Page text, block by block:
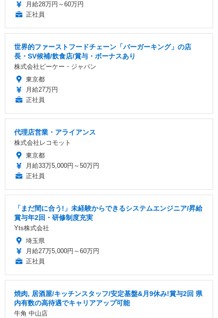
月給28万円～60万円
正社員
世界的ファーストフードチェーン「バーガーキング」の店
長・SV候補/飲食店/賞与・ボーナスあり
株式会社ビーケー・ジャパン
東京都
月給27万円
正社員
代理店営業・アライアンス
株式会社レコモット
東京都
月給33万5,000円～50万円
正社員
「まだ間に合う!」未経験からできるシステムエンジニア/昇給
賞与年2回・研修制度充実
Yts株式会社
埼玉県
月給27万5,000円～60万円
正社員
焼肉, 居酒屋/キッチンスタッフ/安定基盤&月9休み!賞与2回 県
内有数の高待遇でキャリアアップ可能
牛角 中山店